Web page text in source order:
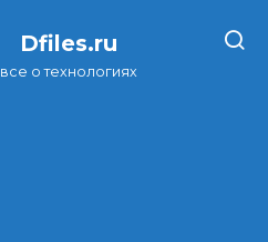
Dfiles.ru
все о технологиях